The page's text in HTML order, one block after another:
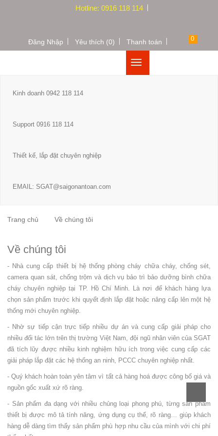
Hotline: 0916 118 114
Đăng Nhập Yêu thích (0) Thanh toán 0
Kinh doanh 0942 118 114
Support 0916 118 114
Thiết kế, lắp đặt chuyên nghiệp
EMAIL: SGAT@saigonantoan.com
Trang chủ Về chúng tôi
Về chúng tôi
- Nhà cung cấp thiết bị hệ thống phòng cháy chữa cháy, chống sét,
camera quan sát, chống trộm và dịch vụ bảo trì bảo dưỡng bình chữa
cháy chuyên nghiệp tại TP. Hồ Chí Minh. Là nơi để khách hàng lựa
chọn sản phẩm trước khi quyết định lắp đặt hoặc nâng cấp lên một hệ
thống mới chuyên nghiệp.
- Nhờ sự tiếp cận trực tiếp nhiều dự án và cung cấp giải pháp cho
nhiều đối tác lớn trên thị trường Việt Nam, đội ngũ nhân viên của SGAT
đã tích lũy được nhiều kinh nghiệm hữu ích trong việc cung cấp các
giải pháp lắp đặt các hệ thống an ninh, PCCC chuyên nghiệp nhất.
- Quý khách hoàn toàn yên tâm vì tất cả hàng hoá được công bố giá và
nguồn gốc xuất xứ rõ ràng.
- Sản phẩm đa dạng với nhiều chủng loại phong phú, từng sản phẩm
thiết bị được mô tả tính năng, ứng dụng cụ thể, rõ ràng… giúp khách
hàng dễ dàng tìm thấy sản phẩm phù hợp nhu cầu của mình với chi phí